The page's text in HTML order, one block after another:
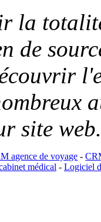
la
de
site
agence de voyage -
médical- Logiciel